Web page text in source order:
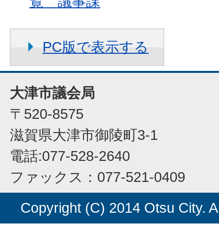
PC版で表示する
大津市議会局
〒520-8575
滋賀県大津市御陵町3-1
電話:077-528-2640
ファックス：077-521-0409
Copyright (C) 2014 Otsu City.